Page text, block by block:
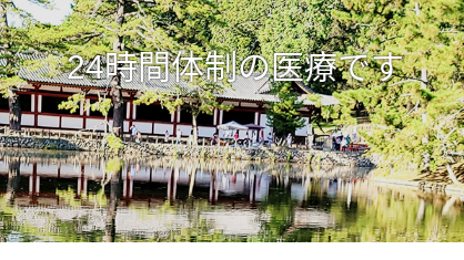
24時間体制の医療です